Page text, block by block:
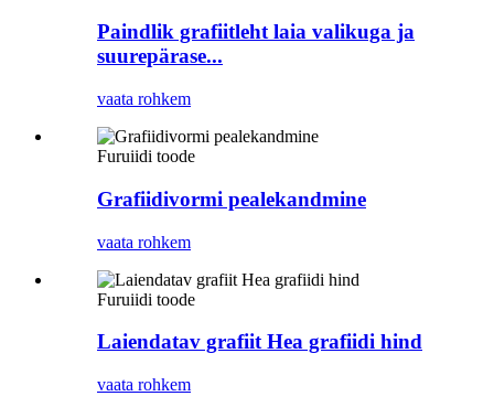
Paindlik grafiitleht laia valikuga ja
suurepärase...
vaata rohkem
Furuiidi toode
Grafiidivormi pealekandmine
vaata rohkem
Furuiidi toode
Laiendatav grafiit Hea grafiidi hind
vaata rohkem